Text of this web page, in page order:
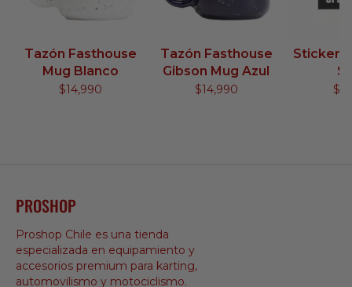
Tazón Fasthouse
Mug Blanco
$14,990
Tazón Fasthouse
Gibson Mug Azul
$14,990
Sticker
PROSHOP
Proshop Chile es una tienda
especializada en equipamiento y
accesorios premium para karting,
automovilismo y motociclismo.